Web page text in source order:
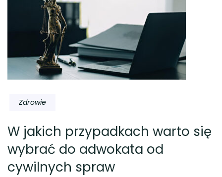
Zdrowie
W jakich przypadkach warto się
wybrać do adwokata od
cywilnych spraw